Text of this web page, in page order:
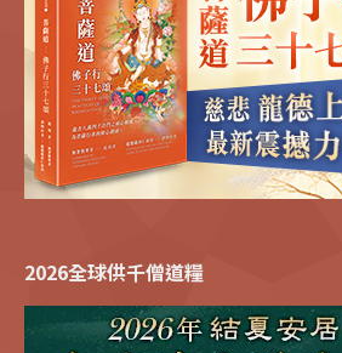
2026全球供千僧道糧